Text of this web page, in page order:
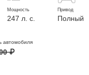
Мощность
247 л. с.
Привод
Полный
автомобиля
₽